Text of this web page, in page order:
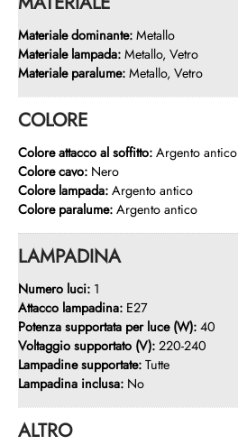
Materiale dominante: Metallo
Materiale lampada: Metallo, Vetro
Materiale paralume: Metallo, Vetro
COLORE
Colore attacco al soffitto: Argento antico
Colore cavo: Nero
Colore lampada: Argento antico
Colore paralume: Argento antico
LAMPADINA
Numero luci: 1
Attacco lampadina: E27
Potenza supportata per luce (W): 40
Voltaggio supportato (V): 220-240
Lampadine supportate: Tutte
Lampadina inclusa: No
ALTRO